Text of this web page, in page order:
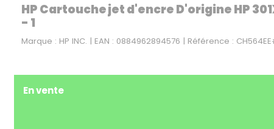
HP Cartouche jet d'encre D'origine HP
- 1
Marque : HP INC. | EAN : 0884962894576 | Référence :
En vente